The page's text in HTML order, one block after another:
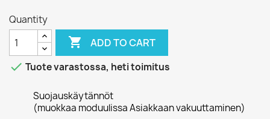
Quantity
 ADD TO CART
 Tuote varastossa, heti toimitus
Suojauskäytännöt
(muokkaa moduulissa Asiakkaan vakuuttaminen)